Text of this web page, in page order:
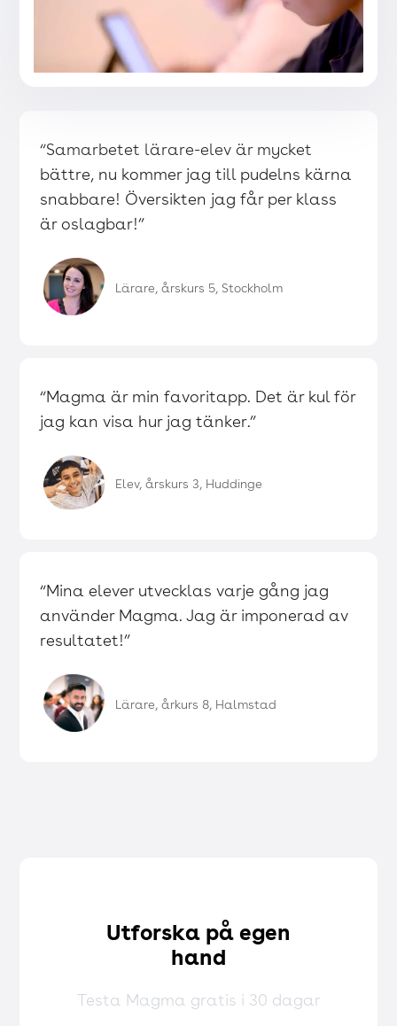
“Samarbetet lärare-elev är mycket
bättre, nu kommer jag till pudelns kärna
snabbare! Översikten jag får per klass
är oslagbar!”
Lärare, årskurs 5, Stockholm
“Magma är min favoritapp. Det är kul för
jag kan visa hur jag tänker.”
Elev, årskurs 3, Huddinge
“Mina elever utvecklas varje gång jag
använder Magma. Jag är imponerad av
resultatet!”
Lärare, årkurs 8, Halmstad
Utforska på egen
hand
Testa Magma gratis i 30 dagar